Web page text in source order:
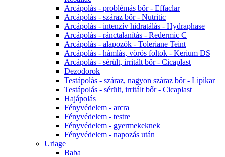
Arcápolás - problémás bőr - Effaclar
Arcápolás - száraz bőr - Nutritic
Arcápolás - intenzív hidratálás - Hydraphase
Arcápolás - ránctalanítás - Redermic C
Arcápolás - alapozók - Toleriane Teint
Arcápolás - hámlás, vörös foltok - Kerium DS
Arcápolás - sérült, irritált bőr - Cicaplast
Dezodorok
Testápolás - száraz, nagyon száraz bőr - Lipikar
Testápolás - sérült, irritált bőr - Cicaplast
Hajápolás
Fényvédelem - arcra
Fényvédelem - testre
Fényvédelem - gyermekeknek
Fényvédelem - napozás után
Uriage
Baba